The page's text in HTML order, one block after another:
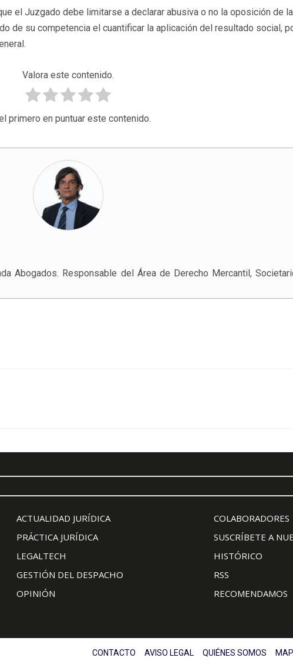
el Juzgado debe limitarse a declarar abusiva o no la oposición de la
de su competencia el cuantificar la aplicación del resultado social,
Valora este contenido.
primero en puntuar este contenido.
Abogados. Responsable del Área de Derecho Mercantil,
ACTUALIDAD JURÍDICA
PRÁCTICA JURÍDICA
LEGALTECH
GESTIÓN DEL DESPACHO
OPINIÓN
COLABORADORES
SUSCRÍBETE A
HISTÓRICO
RSS
RECOMENDAMOS
CONTACTO AVISO LEGAL QUIÉNES SOMOS